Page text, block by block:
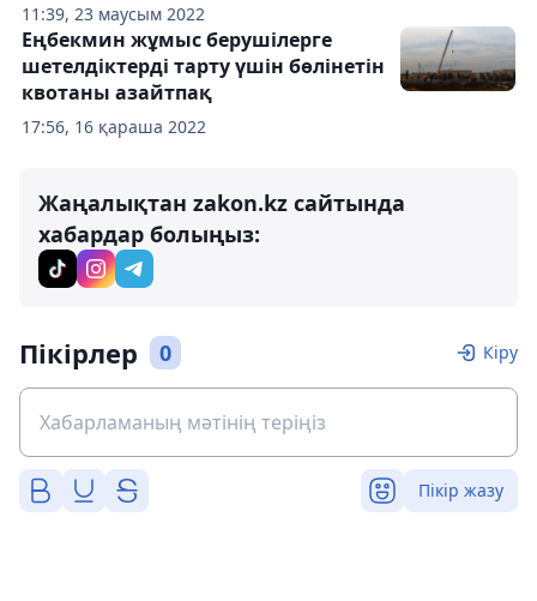
11:39, 23 маусым 2022
17:56, 16 қараша 2022
Еңбекмин жұмыс берушілерге
шетелдіктерді тарту үшін бөлінетін
квотаны азайтпақ
Жаңалықтан zakon.kz сайтында
хабардар болыңыз:
Пікірлер 0 Кіру
Пікір жазу